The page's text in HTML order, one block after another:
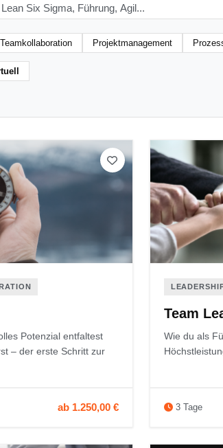
Projektmanagement
Potenzial entfaltest
– der erste Schritt zur
ab 1.250,00 €
Team
Wie du als
3 Tage